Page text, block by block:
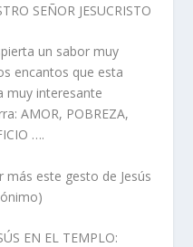
SEÑOR JESUCRISTO
un sabor muy
encantos que esta
muy interesante
AMOR, POBREZA,
….
más este gesto de Jesús
EN EL TEMPLO: